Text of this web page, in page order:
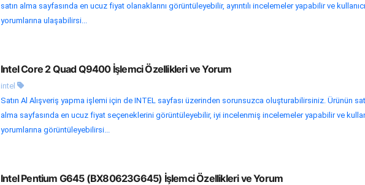
satın alma sayfasında en ucuz fiyat olanaklarını görüntüleyebilir, ayrıntılı incelemeler yapabilir ve kullanıcı
yorumlarına ulaşabilirsi...
Intel Core 2 Quad Q9400 İşlemci Özellikleri ve Yorum
intel
Satın Al Alışveriş yapma işlemi için de INTEL sayfası üzerinden sorunsuzca oluşturabilirsiniz. Ürünün
alma sayfasında en ucuz fiyat seçeneklerini görüntüleyebilir, iyi incelenmiş incelemeler yapabilir ve
yorumlarına görüntüleyebilirsi...
Intel Pentium G645 (BX80623G645) İşlemci Özellikleri ve Yorum